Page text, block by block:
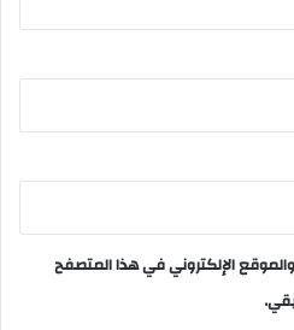
الإلكتروني في هذا المتصفح